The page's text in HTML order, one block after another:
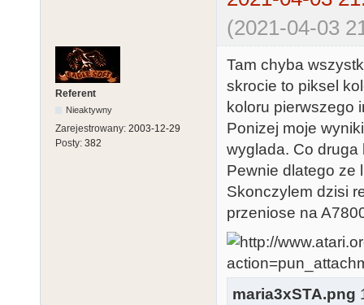
(2021-04-03
Referent
Nieaktywny
Zarejestrowany: 2003-12-29
Posty: 382
Tam chyba
skrocie to piksel
koloru pierwszego
Ponizej moje
wyglada. Co druga
Pewnie dlatego ze
Skonczylem dzisi
przeniose na
maria3xSTA.png